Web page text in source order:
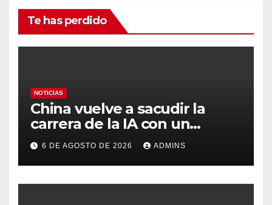
Te has perdido
NOTICIAS
China vuelve a sacudir la
carrera de la IA con un
modelo capaz de trabajar
durante días sin intervención
humana
6 DE AGOSTO DE 2026 ADMINS